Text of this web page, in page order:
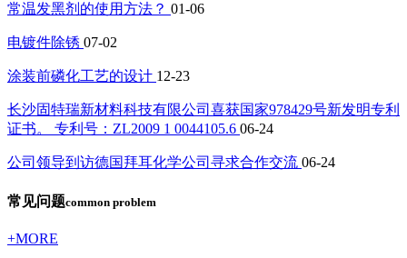
常温发黑剂的使用方法？ 01-06
电镀件除锈 07-02
涂装前磷化工艺的设计 12-23
长沙固特瑞新材料科技有限公司喜获国家978429号新发明专利
证书。 专利号：ZL2009 1 0044105.6 06-24
公司领导到访德国拜耳化学公司寻求合作交流 06-24
常见问题common problem
+MORE